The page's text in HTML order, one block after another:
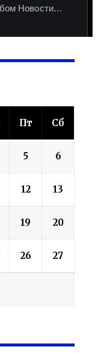
Пт Сб
5 6
12 13
19 20
26 27